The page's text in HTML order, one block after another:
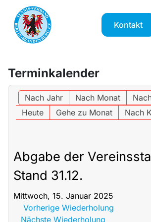
Kontakt
Terminkalender
Nach Jahr Nach Monat
Heute
Gehe zu Monat Nach
Abgabe der
Stand 31.12.
Mittwoch, 15. Januar 2025
Vorherige Wiederholung
Nächste Wiederholung